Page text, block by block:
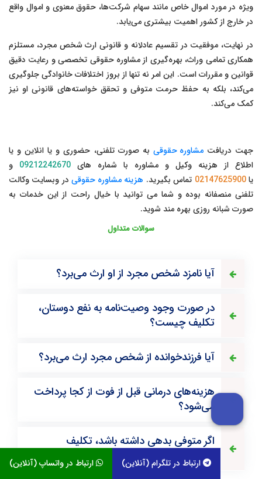
ویژه در مورد اموال خاص مانند سهام شرکت‌ها، حقوق معنوی و اموال واقع
در خارج از کشور اهمیت بیشتری می‌یابد.
در نهایت، موفقیت در تقسیم عادلانه و قانونی ارث شخص مجرد، مستلزم
همکاری تمامی وراث، بهره‌گیری از مشاوره حقوقی تخصصی و رعایت دقیق
قوانین و مقررات است. این امر نه تنها از بروز اختلافات خانوادگی جلوگیری
می‌کند، بلکه به حفظ حرمت متوفی و تحقق خواسته‌های قانونی او نیز
کمک می‌کند.
جهت دریافتمشاوره حقوقی به صورت تلفنی، حضوری و یا انلاین و یا
اطلاع از هزینه وکیل و مشاوره با شماره های 09212242670 و
یا02147625900 تماس بگیرید. هزینه مشاوره حقوقیدر وبسایت وکالت
تلفنی منصفانه بوده و شما می توانید با خیال راحت از این خدمات به
صورت شبانه روزی بهره مند شوید.
سوالات متداول
آیا نامزد شخص مجرد از او ارث می‌برد؟
در صورت وجود وصیت‌نامه به نفع دوستان،
تکلیف چیست؟
آیا فرزندخوانده از شخص مجرد ارث می‌برد؟
هزینه‌های درمانی قبل از فوت از کجا پرداخت
می‌شود؟
اگر متوفی بدهی داشته باشد، تکلیف
چیست؟
ارتباط در واتساپ (آنلاین) ارتباط در تلگرام (آنلاین)